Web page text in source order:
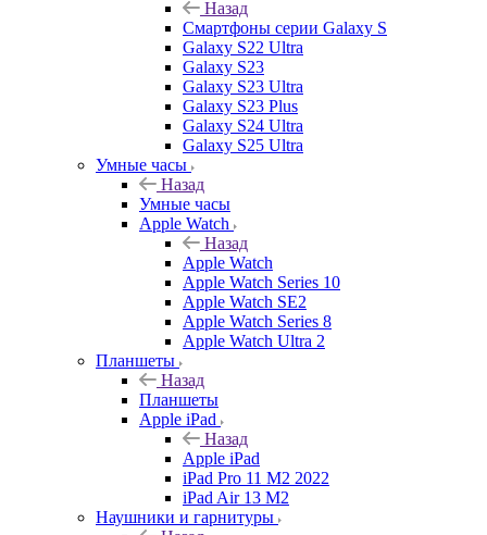
Назад
Смартфоны серии Galaxy S
Galaxy S22 Ultra
Galaxy S23
Galaxy S23 Ultra
Galaxy S23 Plus
Galaxy S24 Ultra
Galaxy S25 Ultra
Умные часы
Назад
Умные часы
Apple Watch
Назад
Apple Watch
Apple Watch Series 10
Apple Watch SE2
Apple Watch Series 8
Apple Watch Ultra 2
Планшеты
Назад
Планшеты
Apple iPad
Назад
Apple iPad
iPad Pro 11 M2 2022
iPad Air 13 M2
Наушники и гарнитуры